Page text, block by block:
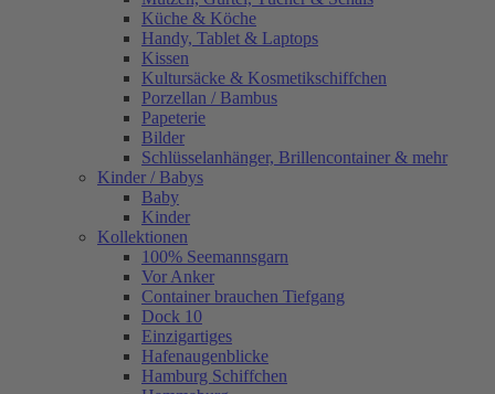
Küche & Köche
Handy, Tablet & Laptops
Kissen
Kultursäcke & Kosmetikschiffchen
Porzellan / Bambus
Papeterie
Bilder
Schlüsselanhänger, Brillencontainer & mehr
Kinder / Babys
Baby
Kinder
Kollektionen
100% Seemannsgarn
Vor Anker
Container brauchen Tiefgang
Dock 10
Einzigartiges
Hafenaugen­blicke
Hamburg Schiffchen